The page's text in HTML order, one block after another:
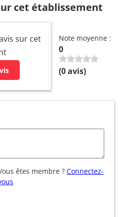
cet établissement
sur cet
Note moyenne :
0
(0avis)
êtes membre ? Connectez-